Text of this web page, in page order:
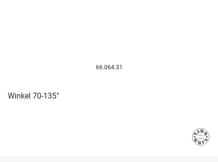
66.064.31
Winkel 70-135°